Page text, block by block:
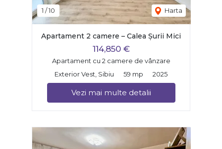
1 /10 Harta
Apartament 2 camere – Calea Șurii Mici
114,850 €
Apartament cu 2 camere de vânzare
Exterior Vest, Sibiu
59 mp 2025
Vezi mai multe detalii